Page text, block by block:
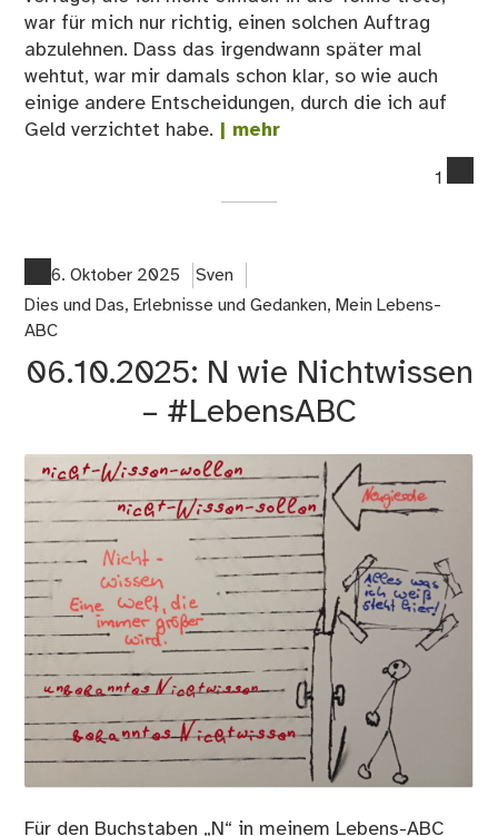
war für mich nur richtig, einen solchen Auftrag
abzulehnen. Dass das irgendwann später mal
wehtut, war mir damals schon klar, so wie auch
einige andere Entscheidungen, durch die ich auf
Geld verzichtet habe. | mehr
1
6. Oktober 2025
Sven
Dies und Das, Erlebnisse und Gedanken, Mein Lebens-
ABC
06.10.2025: N wie Nichtwissen
– #LebensABC
Für den Buchstaben „N“ in meinem Lebens-ABC